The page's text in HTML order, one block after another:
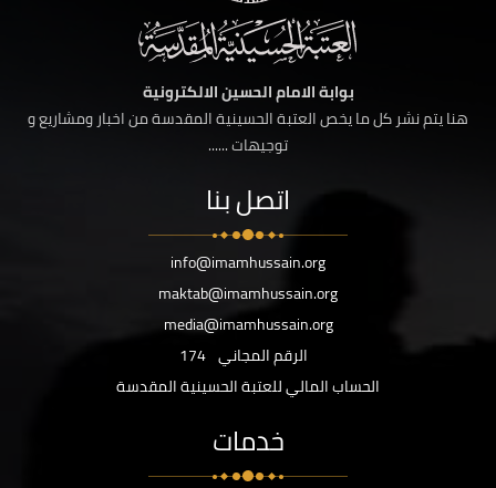
بوابة الامام الحسين الالكترونية
هنا يتم نشر كل ما يخص العتبة الحسينية المقدسة من اخبار ومشاريع و
توجيهات ......
اتصل بنا
info@imamhussain.org
maktab@imamhussain.org
media@imamhussain.org
الرقم المجاني 174
الحساب المالي للعتبة الحسينية المقدسة
خدمات